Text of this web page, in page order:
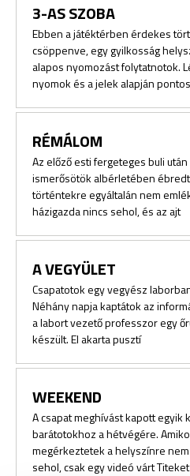
3-AS SZOBA
Ebben a játéktérben érdekes
csöppenve, egy gyilkosság
alapos nyomozást folytatnotok.
nyomok és a jelek alapján
RÉMÁLOM
Az előző esti fergeteges buli
ismerősötök albérletében
történtekre egyáltalán nem
házigazda nincs sehol, és az ajt
A VEGYÜLET
Csapatotok egy vegyész
Néhány napja kaptátok az
a labort vezető professzor egy
készült. El akarta pusztí
WEEKEND
A csapat meghívást kapott egyik
barátotokhoz a hétvégére.
megérkeztetek a helyszínre
sehol, csak egy videó várt